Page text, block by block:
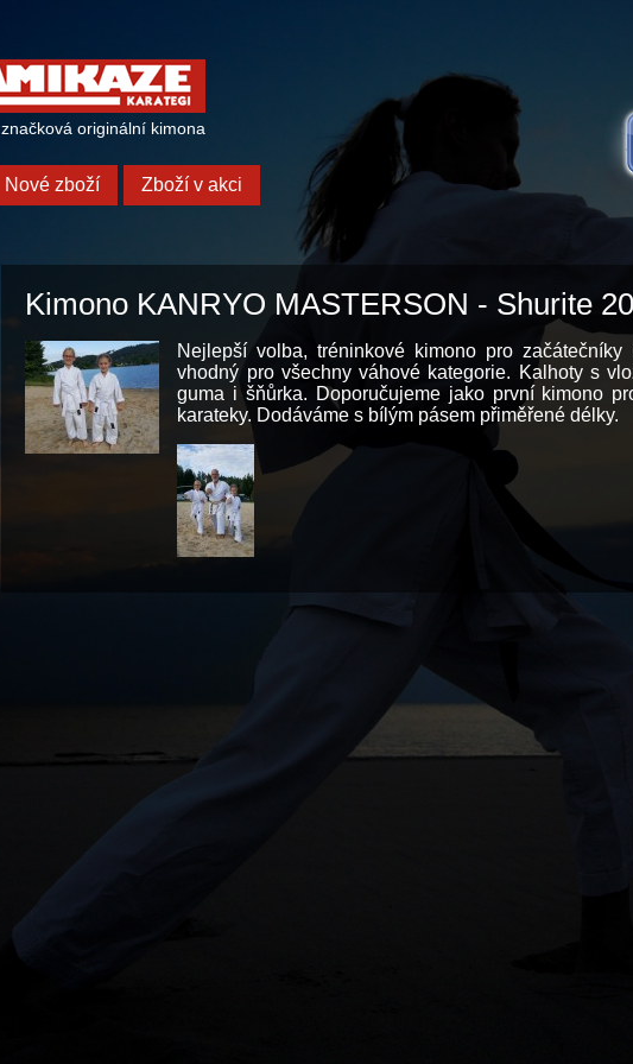
značková originální kimona
Nové zboží Zboží v akci
Kimono KANRYO MASTERSON - Shurite
Nejlepší volba, tréninkové kimono pro
vhodný pro všechny váhové kategorie. Kalhoty s
guma i šňůrka. Doporučujeme jako první kimono
karateky. Dodáváme s bílým pásem přiměřené délky.